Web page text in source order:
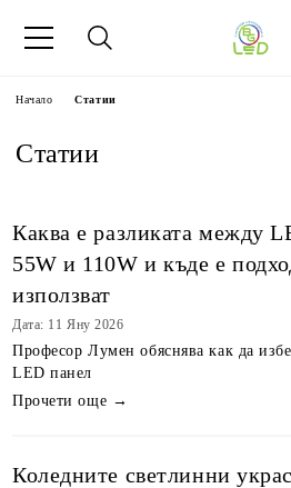
Начало Статии
Статии
Каква е разликата между
55W и 110W и къде е
използват
Дата: 11 Яну 2026
Професор Лумен обяснява как да
LED панел
Прочети още →
Коледните светлинни